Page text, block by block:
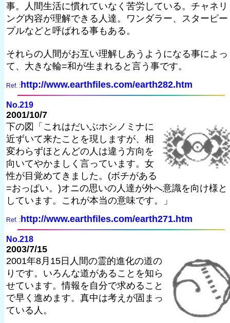
事。人間生活に慣れていなく苦労している。チャネリ
ング内容が理解できる人達。ワンダラー、スターピー
プルなどと呼ばれる事もある。
それらの人間がお互い理解しあうようになる事によっ
て、大きな輪=和が生まれると言う事です。
Ref. : http://www.earthfiles.com/earth282.htm
No.219
2001/10/7
下の図「これはだいぶホシノミナに
近ずいて来たことを現しますが、相
変わらずほとんどの人は違う方向を
向いてやかましく言っています。女
性が目覚めてきました。(ボチがある
=おっぱい。)オニの思いの人達が外へ意識を向け様と
しています。これが本当の意味です。」
Ref. : http://www.earthfiles.com/earth271.htm
No.218
2003/7/15
2001年8月15日人間の霊的進化の道の
りです。いろんな道があることを知ら
せています。情報を自分で求めること
で早く進めます。真中は考えが固まっ
ている人。